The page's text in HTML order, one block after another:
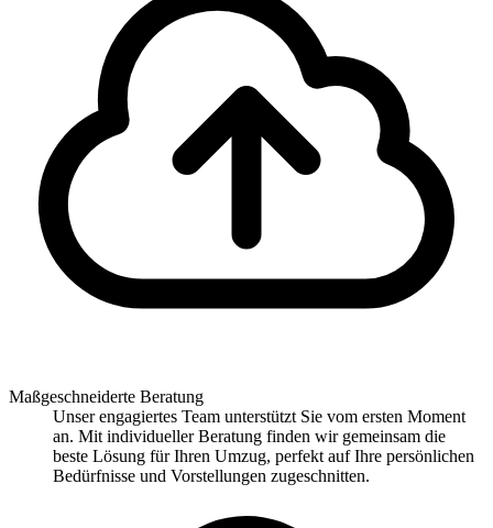
Maßgeschneiderte Beratung
Unser engagiertes Team unterstützt Sie vom ersten Moment
an. Mit individueller Beratung finden wir gemeinsam die
beste Lösung für Ihren Umzug, perfekt auf Ihre persönlichen
Bedürfnisse und Vorstellungen zugeschnitten.